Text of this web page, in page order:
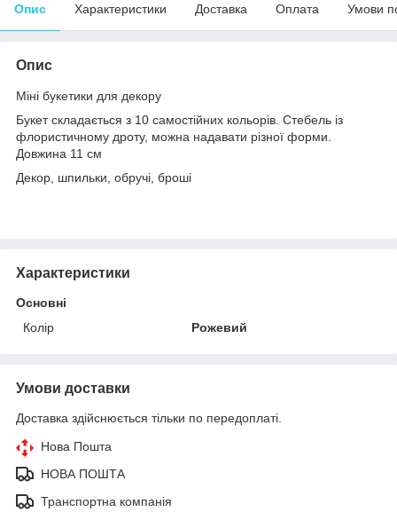
Опис Характеристики Доставка Оплата Умови
Опис
Міні букетики для декору
Букет складається з 10 самостійних кольорів. Стебель із
флористичному дроту, можна надавати різної форми.
Довжина 11 см
Декор, шпильки, обручі, броші
Характеристики
Основні
Колір
Рожевий
Умови доставки
Доставка здійснюється тільки по передоплаті.
Нова Пошта
НОВА ПОШТА
Транспортна компанія